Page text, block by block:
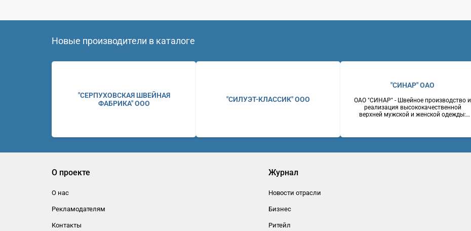
Новые производители в каталоге
"СЕРПУХОВСКАЯ ШВЕЙНАЯ
ФАБРИКА" ООО
"СИЛУЭТ-КЛАССИК" ООО
"СИНАР" ОАО
ОАО "СИНАР" - Швейное производство и
реализация высококачественной
верхней мужской и женской одежды:
О проекте
О нас
Рекламодателям
Контакты
Журнал
Новости отрасли
Бизнес
Ритейл